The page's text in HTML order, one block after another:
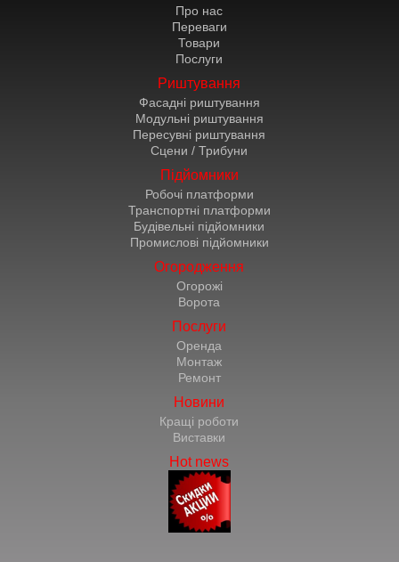
Про нас
Переваги
Товари
Послуги
Риштування
Фасадні риштування
Модульні риштування
Пересувні риштування
Сцени / Трибуни
Підйомники
Робочі платформи
Транспортні платформи
Будівельні підйомники
Промислові підйомники
Огородження
Огорожі
Ворота
Послуги
Оренда
Монтаж
Ремонт
Новини
Кращі роботи
Виставки
Hot news